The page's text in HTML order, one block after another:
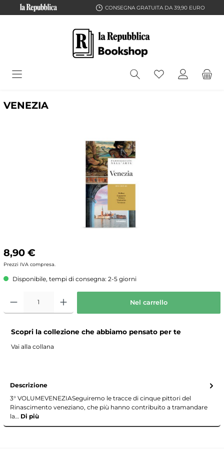
CONSEGNA GRATUITA DA 39,90 EURO
VENEZIA
8,90 €
Prezzi IVA compresa.
Disponibile, tempi di consegna: 2-5 giorni
Nel carrello
Scopri la collezione che abbiamo pensato per te
Vai alla collana
Descrizione
3° VOLUMEVENEZIASeguiremo le tracce di cinque pittori del
Rinascimento veneziano, che più hanno contribuito a tramandare
la… Di più